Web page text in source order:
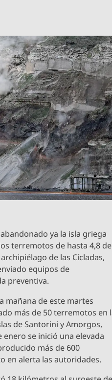
ya la isla griega
terremotos de hasta 4,8 de
de las Cícladas,
equipos de
preventiva.
mañana de este martes
más de 50 terremotos en
de Santorini y Amorgos,
enero se inició una elevada
más de 600
en alerta las autoridades.